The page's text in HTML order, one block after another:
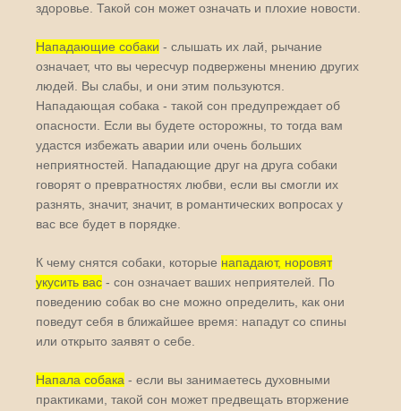
здоровье. Такой сон может означать и плохие новости.
Нападающие собаки - слышать их лай, рычание
означает, что вы чересчур подвержены мнению других
людей. Вы слабы, и они этим пользуются.
Нападающая собака - такой сон предупреждает об
опасности. Если вы будете осторожны, то тогда вам
удастся избежать аварии или очень больших
неприятностей. Нападающие друг на друга собаки
говорят о превратностях любви, если вы смогли их
разнять, значит, значит, в романтических вопросах у
вас все будет в порядке.
К чему снятся собаки, которые нападают, норовят
укусить вас - сон означает ваших неприятелей. По
поведению собак во сне можно определить, как они
поведут себя в ближайшее время: нападут со спины
или открыто заявят о себе.
Напала собака - если вы занимаетесь духовными
практиками, такой сон может предвещать вторжение